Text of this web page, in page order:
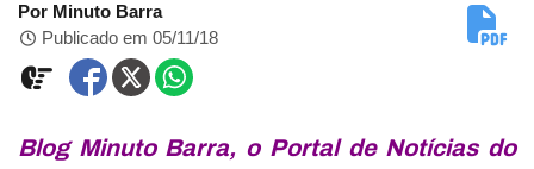
Por Minuto Barra
Publicado em 05/11/18
Blog Minuto Barra, o Portal de Notícias do